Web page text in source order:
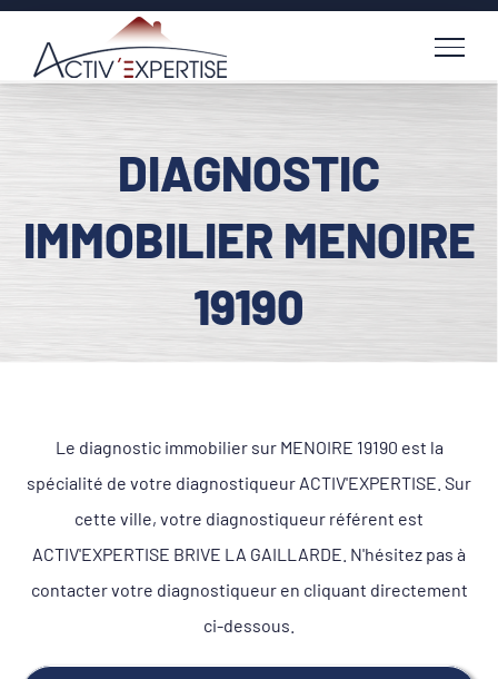
Passer
contenu
DIAGNOSTIC
IMMOBILIER MENOIRE
19190
Le diagnostic immobilier sur MENOIRE 19190 est la
spécialité de votre diagnostiqueur ACTIV'EXPERTISE. Sur
cette ville, votre diagnostiqueur référent est
ACTIV'EXPERTISE BRIVE LA GAILLARDE. N'hésitez pas à
contacter votre diagnostiqueur en cliquant directement
ci-dessous.